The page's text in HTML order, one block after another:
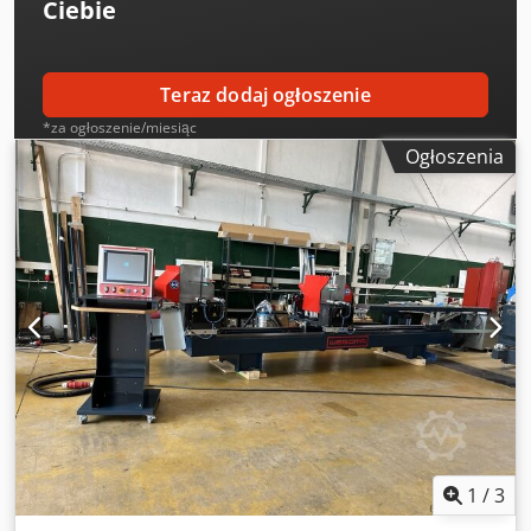
Ciebie
Teraz dodaj ogłoszenie
*za ogłoszenie/miesiąc
Ogłoszenia
1 /3